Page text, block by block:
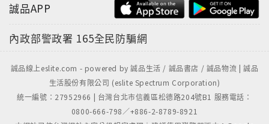
誠品APP
內政部警政署 165全民防騙網
誠品線上eslite.com - powered by 誠品生活 / 誠品書店 / 誠品物流 | 誠品
生活股份有限公司 (eslite Spectrum Corporation)
統一編號：27952966 | 台灣台北市信義區松德路204號B1 服務電話：
0800-666-798／+886-2-8789-8921